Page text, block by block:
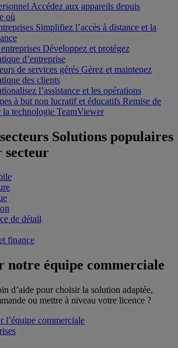
Accédez aux appareils depuis
où
Simplifiez l’accès à distance et la
Développez et protégez
d’entreprise
de services gérés Gérez et maintenez
des clients
l’assistance et les opérations
à but non lucratif et éducatifs Remise de
la technologie TeamViewer
Solutions populaires
secteur
de détail
finance
notre équipe commerciale
d’aide pour choisir la solution adaptée,
ou mettre à niveau votre licence ?
l’équipe commerciale